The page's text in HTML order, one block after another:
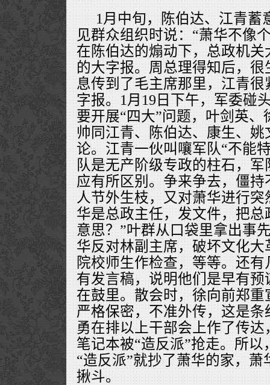
1月中旬，陈伯达、江青蓄
见群众组织时说：“萧华不像
在陈伯达的煽动下，总政机
的大字报。周总理得知后，
息传到了毛主席那里，江青
字报。1月19日下午，军委碰
要开展“四大”问题，叶剑英
帅同江青、陈伯达、康生、
论。江青一伙叫嚷军队“不能
队是无产阶级专政的柱石，
应有所区别。争来争去，僵
人节外生枝，又对萧华进行
华是总政主任，发文件，把
意思？”叶群从口袋里拿出事
华反对林副主席，破坏文化
院校师生作检查，等等。还
有发言稿，说明他们是早有
在鼓里。散会时，徐向前郑重
严格保密，不准外传，这是
勇在排以上干部会上作了传
笔记本被“造反派”抢走。所
“造反派”就抄了萧华的家，
揪斗。